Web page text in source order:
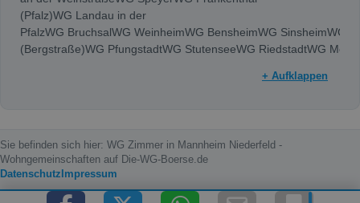
(Pfalz)WG Landau in der
PfalzWG BruchsalWG WeinheimWG BensheimWG SinsheimWG
(Bergstraße)WG PfungstadtWG StutenseeWG RiedstadtWG
+ Aufklappen
Sie befinden sich hier: WG Zimmer in Mannheim Niederfeld -
Wohngemeinschaften auf Die-WG-Boerse.de
Datenschutz Impressum